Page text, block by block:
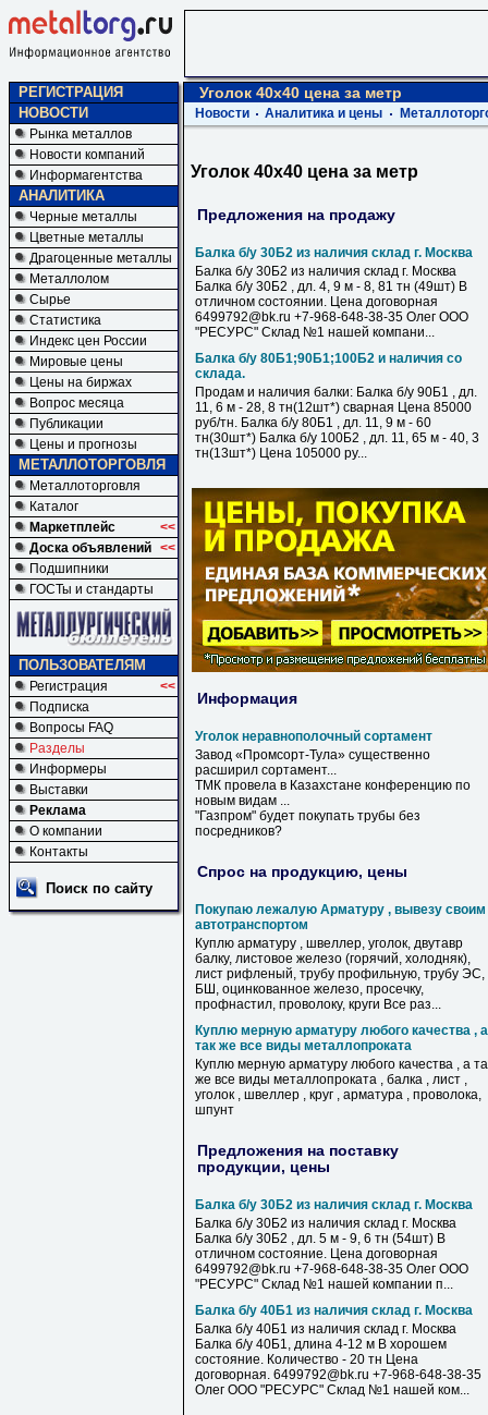
РЕГИСТРАЦИЯ
НОВОСТИ
Рынка металлов
Новости компаний
Информагентства
АНАЛИТИКА
Черные металлы
Цветные металлы
Драгоценные металлы
Металлолом
Сырье
Статистика
Индекс цен России
Мировые цены
Цены на биржах
Вопрос месяца
Публикации
Цены и прогнозы
МЕТАЛЛОТОРГОВЛЯ
Металлоторговля
Каталог
Маркетплейс
<<
Доска объявлений <<
Подшипники
ГОСТы и стандарты
ПОЛЬЗОВАТЕЛЯМ
Регистрация
<<
Подписка
Вопросы FAQ
Разделы
Информеры
Выставки
Реклама
О компании
Контакты
Поиск по сайту
Уголок 40х40 цена за метр
Новости Аналитика и цены
Уголок 40х40 цена за метр
Предложения на продажу
Балка б/у 30Б2 из наличия склад г. Москва
Балка б/у 30Б2 из наличия склад г. Москва
Балка б/у 30Б2 , дл. 4, 9 м - 8, 81 тн (49шт) В
отличном состоянии. Цена договорная
6499792@bk.ru +7-968-648-38-35 Олег ООО
"РЕСУРС" Склад №1 нашей компани...
Балка б/у 80Б1;90Б1;100Б2 и наличия со
склада.
Продам и наличия балки: Балка б/у 90Б1 , дл.
11, 6 м - 28, 8 тн(12шт*) сварная Цена 85000
руб/тн. Балка б/у 80Б1 , дл. 11, 9 м - 60
тн(30шт*) Балка б/у 100Б2 , дл. 11, 65 м - 40, 3
тн(13шт*) Цена 105000 ру...
Информация
Уголок неравнополочный сортамент
Завод «Промсорт-Тула» существенно
расширил сортамент...
ТМК провела в Казахстане конференцию по
новым видам ...
"Газпром" будет покупать трубы без
посредников?
Спрос на продукцию, цены
Покупаю лежалую Арматуру , вывезу своим
автотранспортом
Куплю арматуру , швеллер, уголок, двутавр
балку, листовое железо (горячий, холодняк),
лист рифленый, трубу профильную, трубу ЭС,
БШ, оцинкованное железо, просечку,
профнастил, проволоку, круги Все раз...
Куплю мерную арматуру любого качества , а
так же все виды металлопроката
Куплю мерную арматуру любого качества , а
же все виды металлопроката , балка , лист ,
уголок , швеллер , круг , арматура , проволока,
шпунт
Предложения на поставку
продукции, цены
Балка б/у 30Б2 из наличия склад г. Москва
Балка б/у 30Б2 из наличия склад г. Москва
Балка б/у 30Б2 , дл. 5 м - 9, 6 тн (54шт) В
отличном состояние. Цена договорная
6499792@bk.ru +7-968-648-38-35 Олег ООО
"РЕСУРС" Склад №1 нашей компании п...
Балка б/у 40Б1 из наличия склад г. Москва
Балка б/у 40Б1 из наличия склад г. Москва
Балка б/у 40Б1, длина 4-12 м В хорошем
состояние. Количество - 20 тн Цена
договорная. 6499792@bk.ru +7-968-648-38-35
Олег ООО "РЕСУРС" Склад №1 нашей ком...